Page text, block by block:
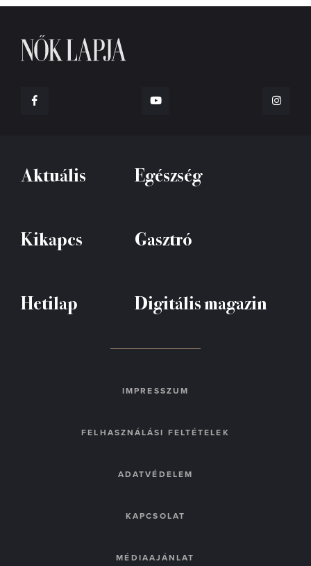
Aktuális Egészség
Kikapcs Gasztró
Hetilap Digitális magazin
IMPRESSZUM
FELHASZNÁLÁSI FELTÉTELEK
ADATVÉDELEM
KAPCSOLAT
MÉDIAAJÁNLAT